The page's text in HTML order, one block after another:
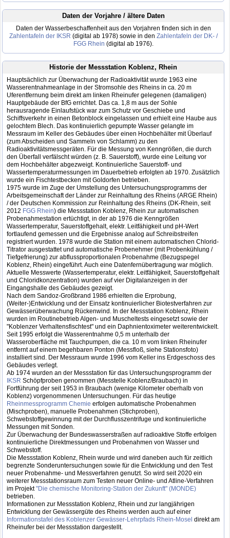
Daten der Vorjahre / ältere Daten
Daten der Wasserbeschaffenheit aus den Vorjahren finden sich in den
Zahlentafeln der IKSR (digital ab 1978) sowie in den Zahlentafeln der DK- /
FGG Rhein (digital ab 1976).
Historie der Messstation Koblenz, Rhein
Hauptsächlich zur Überwachung der Radioaktivität wurde 1963 eine
Wasserentnahmeanlage in der Stromsohle des Rheins in ca. 20 m
Uferentfernung beim direkt am linken Rheinufer gelegenen (damaligen)
Hauptgebäude der BfG errichtet. Das ca. 1,8 m aus der Sohle
herausragende Einlaufstück war zum Schutz vor Geschiebe und
Schiffsverkehr in einen Betonblock eingelassen und erhielt eine Haube aus
gelochtem Blech. Das kontinuierlich gepumpte Wasser gelangte im
Messraum im Keller des Gebäudes über einen Hochbehälter mit Überlauf
(zum Abscheiden und Sammeln von Schlamm) zu den
Radioaktivitätsmessgeräten. Für die Messung von Kenngrößen, die durch
den Überfall verfälscht würden (z. B. Sauerstoff), wurde eine Leitung vor
dem Hochbehälter abgezweigt. Kontinuierliche Sauerstoff- und
Wassertemperaturmessungen im Dauerbetrieb erfolgten ab 1970. Zusätzlich
wurde ein Fischtestbecken mit Goldorfen betrieben.
1975 wurde im Zuge der Umstellung des Untersuchungsprogramms der
Arbeitsgemeinschaft der Länder zur Reinhaltung des Rheins (ARGE Rhein)
/ der Deutschen Kommission zur Reinhaltung des Rheins (DK-Rhein, seit
2012 FGG Rhein) die Messstation Koblenz, Rhein zur automatischen
Probenahmestation ertüchtigt, in der ab 1976 die Kenngrößen
Wassertemperatur, Sauerstoffgehalt, elektr. Leitfähigkeit und pH-Wert
fortlaufend gemessen und die Ergebnisse analog auf Schreibstreifen
registriert wurden. 1978 wurde die Station mit einem automatischen Chlorid-
Titrator ausgestattet und automatische Probenehmer (mit Probenkühlung /
Tiefgefrierung) zur abflussproportionalen Probenahme (Bezugspegel
Koblenz, Rhein) eingeführt. Auch eine Datenfernübertragung war möglich.
Aktuelle Messwerte (Wassertemperatur, elektr. Leitfähigkeit, Sauerstoffgehalt
und Chloridkonzentration) wurden auf vier Digitalanzeigen in der
Eingangshalle des Gebäudes gezeigt.
Nach dem Sandoz-Großbrand 1986 erhielten die Erprobung,
(Weiter-)Entwicklung und der Einsatz kontinuierlicher Biotestverfahren zur
Gewässerüberwachung Rückenwind. In der Messstation Koblenz, Rhein
wurden im Routinebetrieb Algen- und Muscheltests eingesetzt sowie der
"Koblenzer Verhaltensfischtest" und ein Daphnientoximeter weiterentwickelt.
Seit 1995 erfolgt die Wasserentnahme 0,5 m unterhalb der
Wasseroberfläche mit Tauchpumpen, die ca. 10 m vom linken Rheinufer
entfernt auf einem begehbaren Ponton (Messfloß, siehe Stationsfoto)
installiert sind. Der Messraum wurde 1996 vom Keller ins Erdgeschoss des
Gebäudes verlegt.
Ab 1974 wurden an der Messstation für das Untersuchungsprogramm der
IKSR Schöpfproben genommen (Messtelle Koblenz/Braubach) in
Fortführung der seit 1953 in Braubach (wenige Kilometer oberhalb von
Koblenz) vorgenommenen Untersuchungen. Für das heutige
Rheinmessprogramm Chemie erfolgen automatische Probenahmen
(Mischproben), manuelle Probenahmen (Stichproben),
Schwebstoffgewinnung mit der Durchflusszentrifuge und kontinuierliche
Messungen mit Sonden.
Zur Überwachung der Bundeswasserstraßen auf radioaktive Stoffe erfolgen
kontinuierliche Direktmessungen und Probenahmen von Wasser und
Schwebstoff.
Die Messstation Koblenz, Rhein wurde und wird daneben auch für zeitlich
begrenzte Sonderuntersuchungen sowie für die Entwicklung und den Test
neuer Probenahme- und Messverfahren genutzt. So wird seit 2020 ein
weiterer Messstationsraum zum Testen neuer Online- und Atline-Verfahren
im Projekt"Die chemische Monitoring-Station der Zukunft" (MONDE)
betrieben.
Informationen zur Messstation Koblenz, Rhein und zur langjährigen
Entwicklung der Gewässergüte des Rheins werden auch auf einer
Informationstafel des Koblenzer Gewässer-Lehrpfads Rhein-Mosel direkt am
Rheinufer bei der Messstation dargestellt.